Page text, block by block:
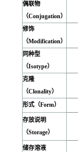
偶联物
（Conjugation）
修饰
（Modification）
同种型
（Isotype）
克隆
（Clonality）
形式（Form）
存放说明
（Storage）
储存溶液